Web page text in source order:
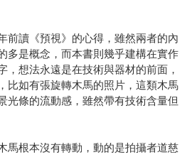
前讀《預視》的心得，雖然兩者的內
多是概念，而本書則幾乎建構在實作
，想法永遠是在技術與器材的前面，
比如有張旋轉木馬的照片，這類木馬
光條的流動感，雖然帶有技術含量但
馬根本沒有轉動，動的是拍攝者道慈